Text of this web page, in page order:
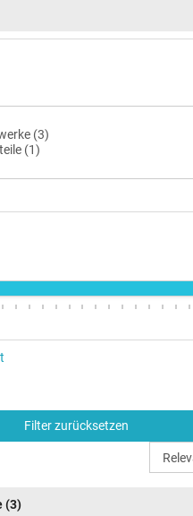
Filter zurücksetzen
(3)